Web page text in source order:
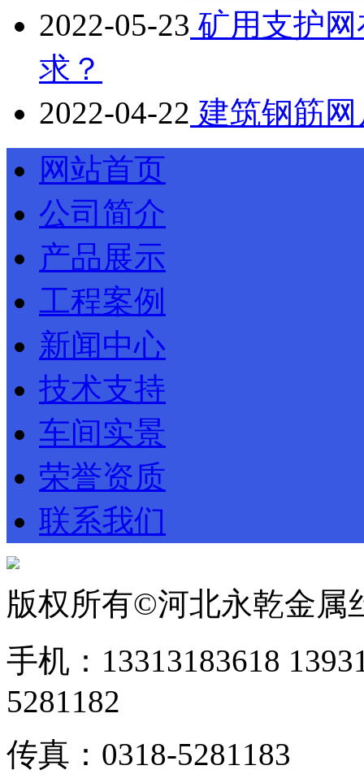
2022-05-23 矿用支护
求？
2022-04-22 建筑钢筋
网站首页
公司简介
产品展示
工程案例
新闻中心
技术支持
车间实景
荣誉资质
联系我们
版权所有©河北永乾金属
手机：13313183618
5281182
传真：0318-5281183